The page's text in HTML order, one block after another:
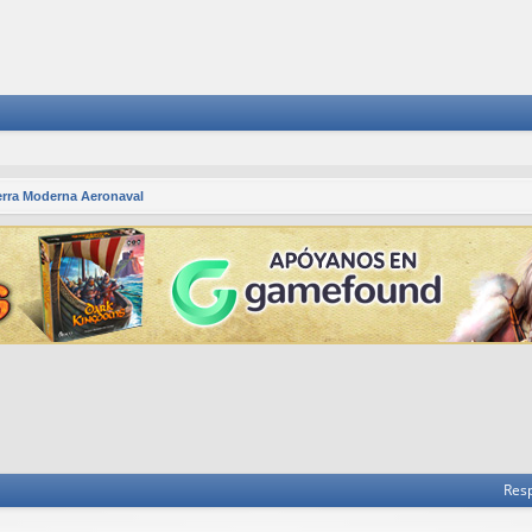
Moderna Aeronaval